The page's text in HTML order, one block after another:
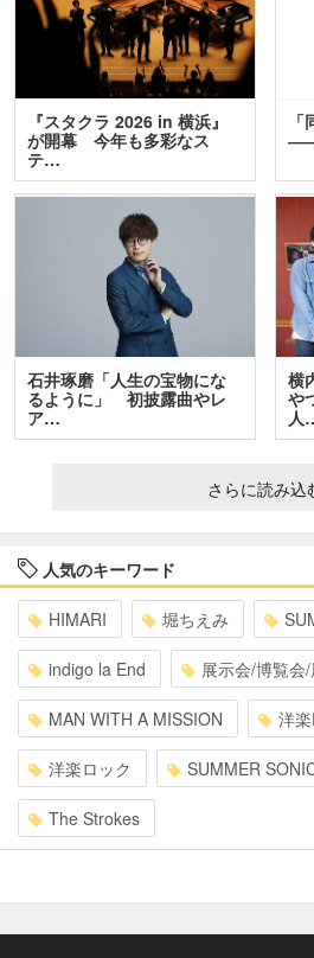
『スタクラ 2026 in 横浜』
が開幕 今年も多彩なス
テ…
石井琢磨「人生の宝物にな
るように」 初披露曲やレ
ア…
横
や
人
さらに読み込
人気のキーワード
HIMARI 堀ちえみ
indigo la End 展示会/博覧会
MAN WITH A MISSION 洋
洋楽ロック SUMMER
The Strokes